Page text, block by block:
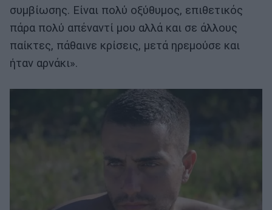
συμβίωσης. Είναι πολύ οξύθυμος, επιθετικός
πάρα πολύ απέναντί μου αλλά και σε άλλους
παίκτες, πάθαινε κρίσεις, μετά ηρεμούσε και
ήταν αρνάκι».